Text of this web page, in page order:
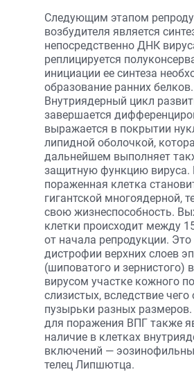
Следующим этапом
возбудителя является
непосредственно ДНК
реплицируется
инициации ее синтеза
образование ранних белков.
Внутриядерный цикл
завершается
выражается в покрытии
липидной оболочкой,
дальнейшем выполняет
защитную функцию вируса.
пораженная клетка
гигантской многоядерной,
свою жизнеспособность.
клетки происходит между
от начала репродукции.
дистрофии верхних слоев
(шиповатого и зернистого)
вирусом участке кожного
слизистых, вследствие чего
пузырьки разных
для поражения ВПГ также
наличие в клетках
включений —
телец Липшютца.